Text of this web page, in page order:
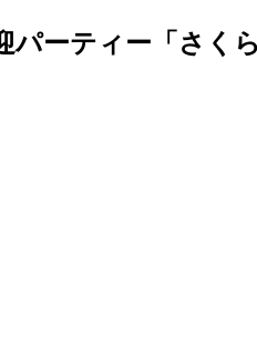
パーティー「さく